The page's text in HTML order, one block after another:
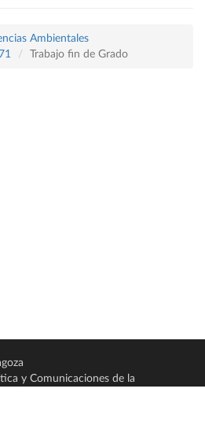
Ambientales
Trabajo fin de Grado
y Comunicaciones de la